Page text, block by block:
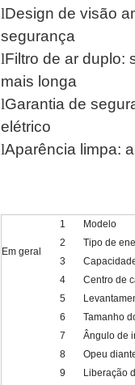
lDesign de visão
segurança
lFiltro de ar duplo:
mais longa
lGarantia de
elétrico
lAparência limpa:
Em geral
1 Modelo
2
Tipo de
3
4
Centro de
5
6
Tamanho
7
Ângulo de
8
Opeu
9
Liberação